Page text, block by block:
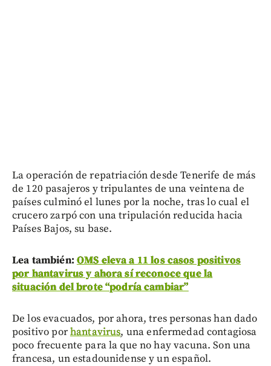
La operación de repatriación desde Tenerife de más
de 120 pasajeros y tripulantes de una veintena de
países culminó el lunes por la noche, tras lo cual el
crucero zarpó con una tripulación reducida hacia
Países Bajos, su base.
Lea también: OMS eleva a 11 los casos positivos
por hantavirus y ahora sí reconoce que la
situación del brote “podría cambiar”
De los evacuados, por ahora, tres personas han dado
positivo porhantavirus, una enfermedad contagiosa
poco frecuente para la que no hay vacuna. Son una
francesa, un estadounidense y un español.